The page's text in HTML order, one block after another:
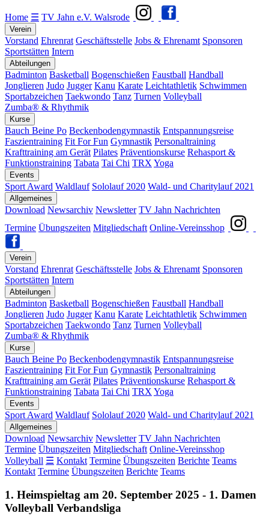
Home ☰ TV Jahn e.V. Walsrode
Verein
Vorstand Ehrenrat Geschäftsstelle Jobs & Ehrenamt Sponsoren
Sportstätten Intern
Abteilungen
Badminton Basketball Bogenschießen Faustball Handball
Jonglieren Judo Jugger Kanu Karate Leichtathletik Schwimmen
Sportabzeichen Taekwondo Tanz Turnen Volleyball
Zumba® & Rhythmik
Kurse
Bauch Beine Po Beckenbodengymnastik Entspannungsreise
Faszientraining Fit For Fun Gymnastik Personaltraining
Krafttraining am Gerät Pilates Präventionskurse Rehasport &
Funktionstraining Tabata Tai Chi TRX Yoga
Events
Sport Award Waldlauf Sololauf 2020 Wald- und Charitylauf 2021
Allgemeines
Download Newsarchiv Newsletter TV Jahn Nachrichten
Termine Übungszeiten Mitgliedschaft Online-Vereinsshop
Verein
Vorstand Ehrenrat Geschäftsstelle Jobs & Ehrenamt Sponsoren
Sportstätten Intern
Abteilungen
Badminton Basketball Bogenschießen Faustball Handball
Jonglieren Judo Jugger Kanu Karate Leichtathletik Schwimmen
Sportabzeichen Taekwondo Tanz Turnen Volleyball
Zumba® & Rhythmik
Kurse
Bauch Beine Po Beckenbodengymnastik Entspannungsreise
Faszientraining Fit For Fun Gymnastik Personaltraining
Krafttraining am Gerät Pilates Präventionskurse Rehasport &
Funktionstraining Tabata Tai Chi TRX Yoga
Events
Sport Award Waldlauf Sololauf 2020 Wald- und Charitylauf 2021
Allgemeines
Download Newsarchiv Newsletter TV Jahn Nachrichten
Termine Übungszeiten Mitgliedschaft Online-Vereinsshop
Volleyball ☰ Kontakt Termine Übungszeiten Berichte Teams
Kontakt Termine Übungszeiten Berichte Teams
1. Heimspieltag am 20. September 2025 - 1. Damen
Volleyball Verbandsliga